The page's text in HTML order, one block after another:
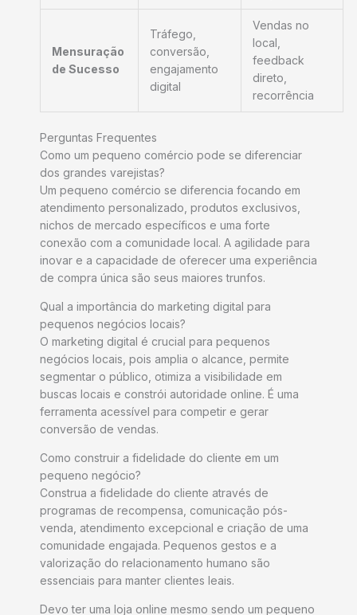
Mensuração
de Sucesso
Tráfego,
conversão,
engajamento
digital
Vendas no
local,
feedback
direto,
recorrência
Perguntas Frequentes
Como um pequeno comércio pode se diferenciar
dos grandes varejistas?
Um pequeno comércio se diferencia focando em
atendimento personalizado, produtos exclusivos,
nichos de mercado específicos e uma forte
conexão com a comunidade local. A agilidade para
inovar e a capacidade de oferecer uma experiência
de compra única são seus maiores trunfos.
Qual a importância do marketing digital para
pequenos negócios locais?
O marketing digital é crucial para pequenos
negócios locais, pois amplia o alcance, permite
segmentar o público, otimiza a visibilidade em
buscas locais e constrói autoridade online. É uma
ferramenta acessível para competir e gerar
conversão de vendas.
Como construir a fidelidade do cliente em um
pequeno negócio?
Construa a fidelidade do cliente através de
programas de recompensa, comunicação pós-
venda, atendimento excepcional e criação de uma
comunidade engajada. Pequenos gestos e a
valorização do relacionamento humano são
essenciais para manter clientes leais.
Devo ter uma loja online mesmo sendo um pequeno